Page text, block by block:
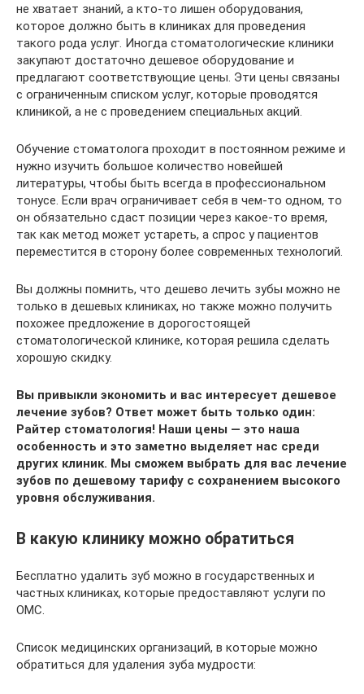
не хватает знаний, а кто-то лишен оборудования,
которое должно быть в клиниках для проведения
такого рода услуг. Иногда стоматологические клиники
закупают достаточно дешевое оборудование и
предлагают соответствующие цены. Эти цены связаны
с ограниченным списком услуг, которые проводятся
клиникой, а не с проведением специальных акций.
Обучение стоматолога проходит в постоянном режиме и
нужно изучить большое количество новейшей
литературы, чтобы быть всегда в профессиональном
тонусе. Если врач ограничивает себя в чем-то одном, то
он обязательно сдаст позиции через какое-то время,
так как метод может устареть, а спрос у пациентов
переместится в сторону более современных технологий.
Вы должны помнить, что дешево лечить зубы можно не
только в дешевых клиниках, но также можно получить
похожее предложение в дорогостоящей
стоматологической клинике, которая решила сделать
хорошую скидку.
Вы привыкли экономить и вас интересует дешевое
лечение зубов? Ответ может быть только один:
Райтер стоматология! Наши цены — это наша
особенность и это заметно выделяет нас среди
других клиник. Мы сможем выбрать для вас лечение
зубов по дешевому тарифу с сохранением высокого
уровня обслуживания.
В какую клинику можно обратиться
Бесплатно удалить зуб можно в государственных и
частных клиниках, которые предоставляют услуги по
ОМС.
Список медицинских организаций, в которые можно
обратиться для удаления зуба мудрости: